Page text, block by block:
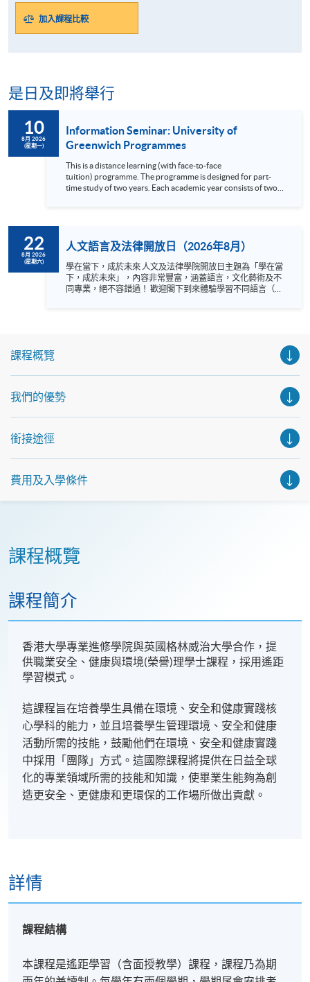
加入課程比較
是日及即將舉行
10
8月 2026
(星期一)
Information Seminar: University of
Greenwich Programmes
This is a distance learning (with face-to-face
tuition) programme. The programme is designed for part-
time study of two years. Each academic year consists of two
minimum duration of the programme is 24 months and the
maximum duration is 36 months.
22
8月 2026
(星期六)
人文語言及法律開放日（2026年8月）
學在當下，成於未來 人文及法律學院開放日主題為「學在當
下，成於未來」，內容非常豐富，涵蓋語言，文化藝術及不
同專業，絕不容錯過！ 歡迎閣下到來體驗學習不同語言（包
坊、體驗課堂和豐富資訊講座。萬勿錯過是次活動，記得把
圖！
課程概覽
我們的優勢
銜接途徑
費用及入學條件
課程概覽
課程簡介
香港大學專業進修學院與英國格林威治大學合作，提
供職業安全、健康與環境(榮譽)理學士課程，採用遙距
學習模式。
這課程旨在培養學生具備在環境、安全和健康實踐核
心學科的能力，並且培養學生管理環境、安全和健康
活動所需的技能，鼓勵他們在環境、安全和健康實踐
中採用「團隊」方式。這國際課程將提供在日益全球
化的專業領域所需的技能和知識，使畢業生能夠為創
造更安全、更健康和更環保的工作場所做出貢獻。
詳情
課程結構
本課程是遙距學習（含面授教學）課程，課程乃為期